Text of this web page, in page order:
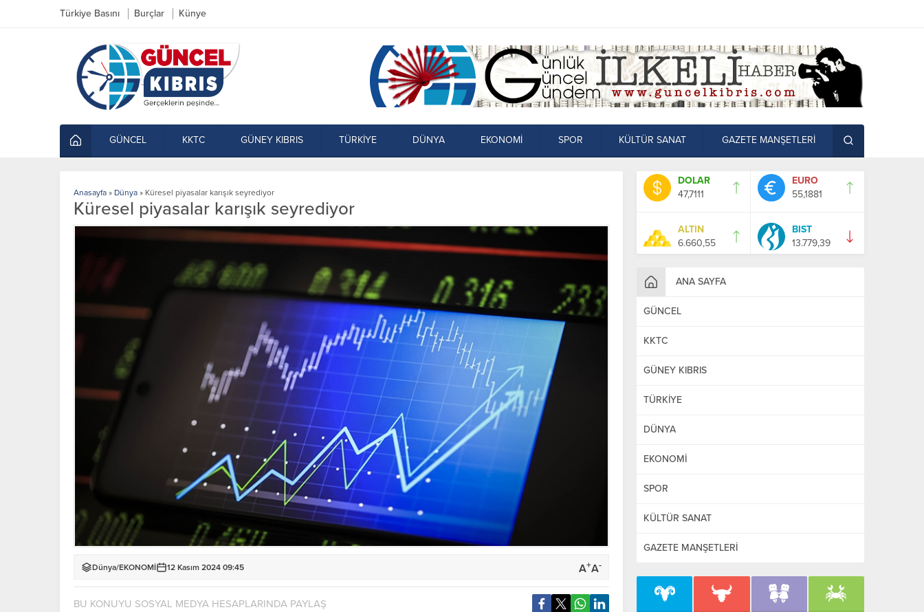
Türkiye Basını Burçlar Künye
GÜNCEL KKTC GÜNEY KIBRIS TÜRKİYE DÜNYA EKONOMİ SPOR KÜLTÜR SANAT GAZETE MANŞETLERİ
DOLAR
47,7111
EURO
55,1881
ALTIN
6.660,55
BIST
13.779,39
ANA SAYFA
GÜNCEL
KKTC
GÜNEY KIBRIS
TÜRKİYE
DÜNYA
EKONOMİ
SPOR
KÜLTÜR SANAT
GAZETE MANŞETLERİ
Anasayfa » Dünya » Küresel piyasalar karışık seyrediyor
Küresel piyasalar karışık seyrediyor
Dünya/EKONOMİ 12 Kasım 2024 09:45 A+A-
BU KONUYU SOSYAL MEDYA HESAPLARINDA PAYLAŞ